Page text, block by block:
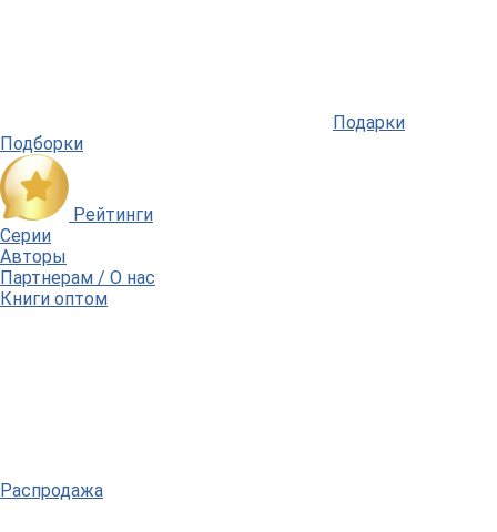
Подарки
Подборки
Рейтинги
Серии
Авторы
Партнерам / О нас
Книги оптом
Распродажа